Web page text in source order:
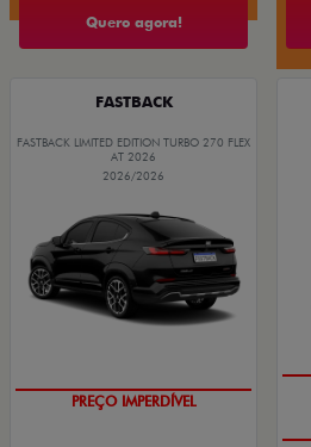
Quero agora!
FASTBACK
FASTBACK LIMITED EDITION TURBO 270 FLEX
AT 2026
2026/2026
COM USADO NA TROCA